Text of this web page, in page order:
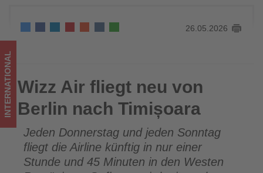
Wissen,
was
im
Tourismus
los
ist!
26.05.2026
Wizz Air fliegt neu von Berlin nach Timișoara
INTERNATIONAL Wizz Air fliegt neu von
Berlin nach Timișoara
Jeden Donnerstag und jeden Sonntag
fliegt die Airline künftig in nur einer
Stunde und 45 Minuten in den Westen